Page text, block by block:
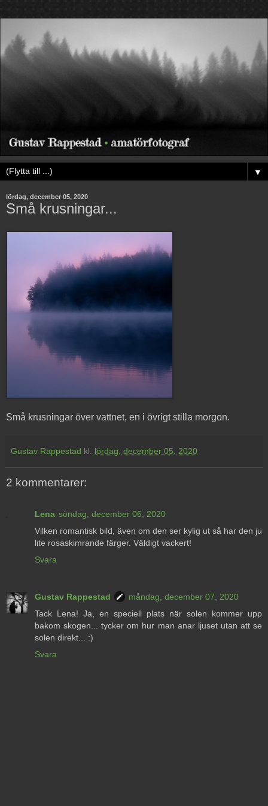
▼
lördag, december 05, 2020
Små krusningar...
Små krusningar över vattnet, en i övrigt stilla morgon.
Gustav Rappestad kl. lördag, december 05, 2020
2 kommentarer:
Lena söndag, december 06, 2020
Vilken romantisk bild, även om den ser kylig ut så har den ju
lite rosaskimrande färger. Väldigt vackert!
Svara
Gustav Rappestad
måndag, december 07, 2020
Tack Lena! Ja, en speciell plats när solen kommer upp
bakom skogen... tycker om hur man anar ljuset utan att se
solen direkt... :)
Svara